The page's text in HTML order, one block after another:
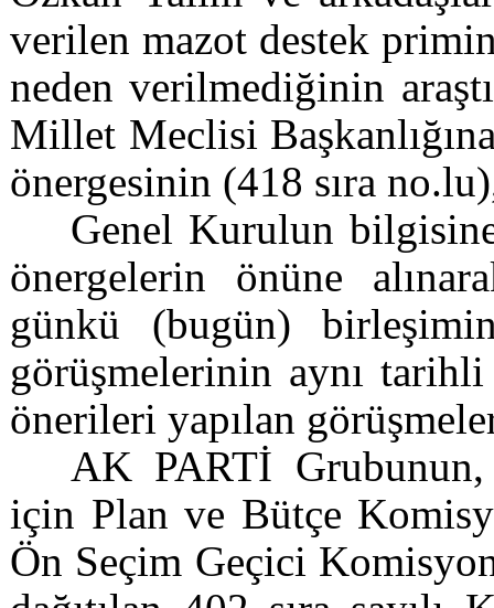
verilen mazot destek
neden verilmediğinin
Millet Meclisi
önergesinin (418 sıra
Genel Kurulun
önergelerin önüne
günkü (bugün)
görüşmelerinin aynı
önerileri yapılan
AK PARTİ Grubunun,
için Plan ve Bütçe
Ön Seçim Geçici